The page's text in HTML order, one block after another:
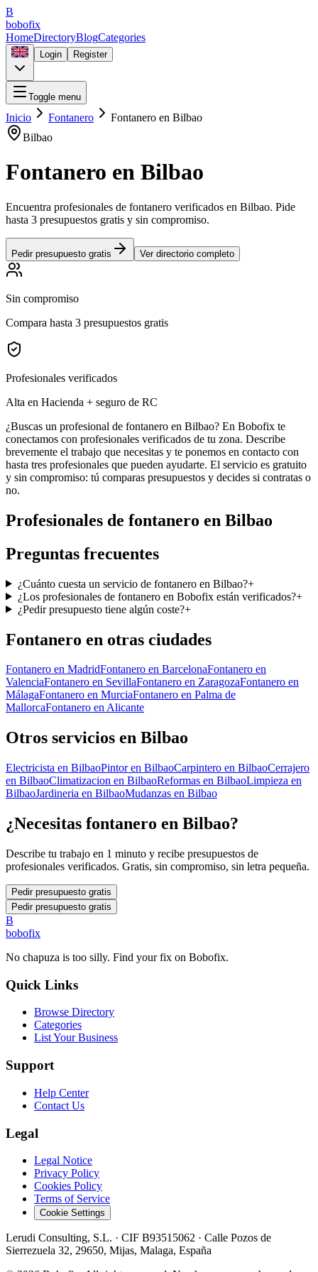
B
bobofix
HomeDirectoryBlogCategories
Login Register
Toggle menu
Inicio Fontanero Fontanero en Bilbao
Bilbao
Fontanero en Bilbao
Encuentra profesionales de fontanero verificados en Bilbao. Pide
hasta 3 presupuestos gratis y sin compromiso.
Pedir presupuesto gratis Ver directorio completo
Sin compromiso
Compara hasta 3 presupuestos gratis
Profesionales verificados
Alta en Hacienda + seguro de RC
¿Buscas un profesional de fontanero en Bilbao? En Bobofix te
conectamos con profesionales verificados de tu zona. Describe
brevemente el trabajo que necesitas y te ponemos en contacto con
hasta tres profesionales que pueden ayudarte. El servicio es gratuito
y sin compromiso: tú comparas presupuestos y decides si contratas o
no.
Profesionales de fontanero en Bilbao
Preguntas frecuentes
¿Cuánto cuesta un servicio de fontanero en Bilbao?+
¿Los profesionales de fontanero en Bobofix están verificados?+
¿Pedir presupuesto tiene algún coste?+
Fontanero en otras ciudades
Fontanero en MadridFontanero en BarcelonaFontanero en
ValenciaFontanero en SevillaFontanero en ZaragozaFontanero en
MálagaFontanero en MurciaFontanero en Palma de
MallorcaFontanero enAlicante
Otros servicios en Bilbao
Electricista en BilbaoPintoren BilbaoCarpintero en BilbaoCerrajero
en BilbaoClimatizacion en BilbaoReformas en BilbaoLimpieza en
BilbaoJardineria en BilbaoMudanzas en Bilbao
¿Necesitas fontanero en Bilbao?
Describe tu trabajo en 1 minuto y recibe presupuestos de
profesionales verificados. Gratis, sin compromiso, sin letra pequeña.
Pedir presupuesto gratis
Pedir presupuesto gratis
B
bobofix
No chapuza is too silly. Find your fix on Bobofix.
Quick Links
Browse Directory
Categories
List Your Business
Support
Help Center
Contact Us
Legal
Legal Notice
Privacy Policy
Cookies Policy
Terms of Service
Cookie Settings
Lerudi Consulting, S.L. · CIF B93515062 · Calle Pozos de
Sierrezuela 32, 29650, Mijas, Malaga, España